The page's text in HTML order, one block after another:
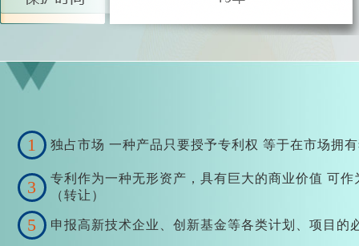
1 独占市场 一种产品只要授予专利权 等于在市场拥
3
专利作为一种无形资产，具有巨大的商业价值 可作
（转让）
5 申报高新技术企业、创新基金等各类计划、项目的